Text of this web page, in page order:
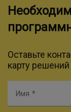
Оставьте
карту решений
Имя